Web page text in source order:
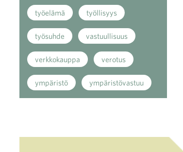
työelämä työllisyys
työsuhde vastuullisuus
verkkokauppa verotus
ympäristö ympäristövastuu